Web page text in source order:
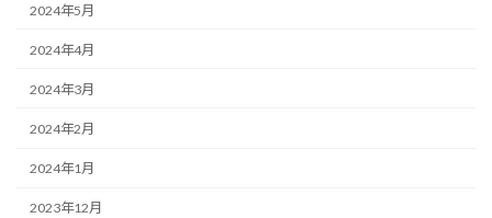
2024年5月
2024年4月
2024年3月
2024年2月
2024年1月
2023年12月